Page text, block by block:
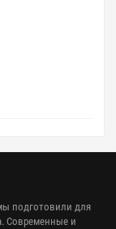
подготовили для
Современные и